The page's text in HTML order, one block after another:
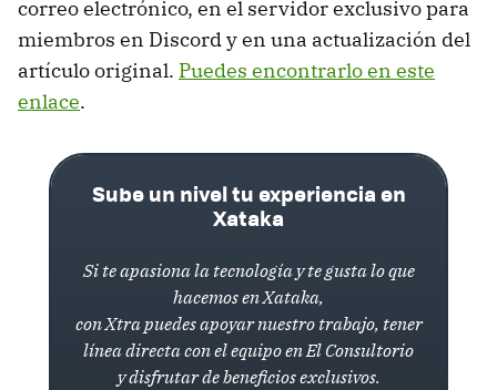
correo electrónico, en el servidor exclusivo para
miembros en Discord y en una actualización del
artículo original. Puedes encontrarlo en este
enlace.
Sube un nivel tu experiencia en
Xataka
Si te apasiona la tecnología y te gusta lo que
hacemos en Xataka,
con Xtra puedes apoyar nuestro trabajo, tener
línea directa con el equipo en El Consultorio
y disfrutar de beneficios exclusivos.